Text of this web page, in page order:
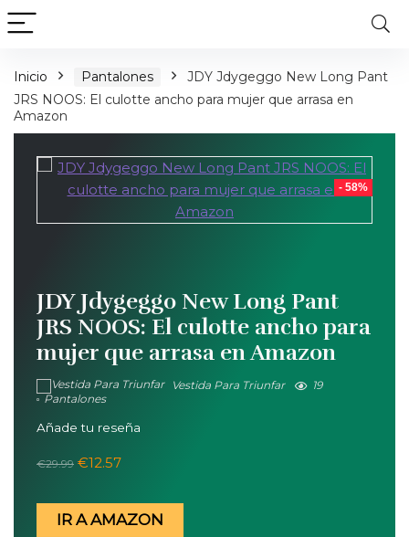
Inicio Pantalones
JDY Jdygeggo New Long Pant
JRS NOOS: El culotte ancho para mujer que arrasa en
Amazon
- 58%
JDY Jdygeggo New Long Pant
JRS NOOS: El culotte ancho para
mujer que arrasa en Amazon
Vestida Para Triunfar
19
Pantalones
Añade tu reseña
€29.99 El
original
era:
€12.57El
actual
es:
IR A AMAZON